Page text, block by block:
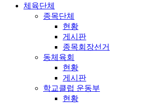
체육단체
종목단체
현황
게시판
종목회장선거
동체육회
현황
게시판
학교클럽 운동부
현황